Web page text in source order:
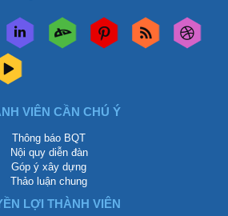
VIÊN CẦN CHÚ Ý
Thông báo BQT
Nội quy diễn đàn
Góp ý xây dựng
Thảo luận chung
LỢI THÀNH VIÊN